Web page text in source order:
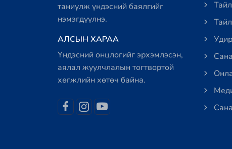
таниулж үндэсний баялгийг
нэмэгдүүлнэ.
АЛСЫН ХАРАА
Үндэсний онцлогийг эрхэмлэсэн,
аялал жуулчлалын тогтвортой
хөгжлийн хөтөч байна.